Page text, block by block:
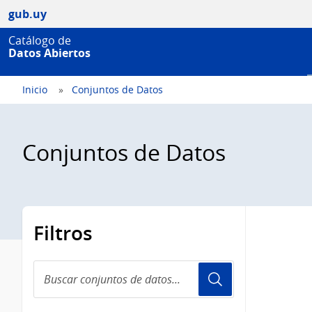
gub.uy
Catálogo de
Datos Abiertos
Inicio Conjuntos de Datos
Conjuntos de Datos
Filtros
conjuntos
de